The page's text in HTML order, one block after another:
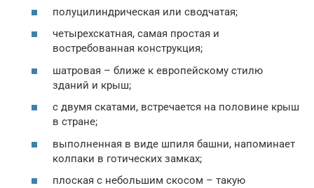
полуцилиндрическая или сводчатая;
четырехскатная, самая простая и
востребованная конструкция;
шатровая – ближе к европейскому стилю
зданий и крыш;
с двумя скатами, встречается на половине крыш
в стране;
выполненная в виде шпиля башни, напоминает
колпаки в готических замках;
плоская с небольшим скосом – такую